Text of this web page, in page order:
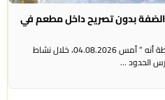
بدون تصريح داخل مطعم في
راديو الناس – بث مباشر أعلنت الشرطة أنه ” أمس 04.08.2026، خلال نشاط
الحدود ...